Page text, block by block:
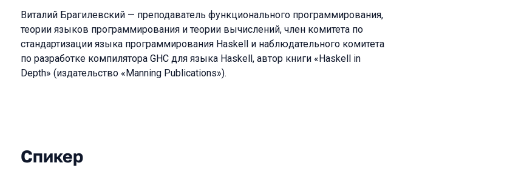
Виталий Брагилевский — преподаватель функционального программирования,
теории языков программирования и теории вычислений, член комитета по
стандартизации языка программирования Haskell и наблюдательного комитета
по разработке компилятора GHC для языка Haskell, автор книги «Haskell in
Depth» (издательство «Manning Publications»).
Выступления в сезоне 2020
Спикер